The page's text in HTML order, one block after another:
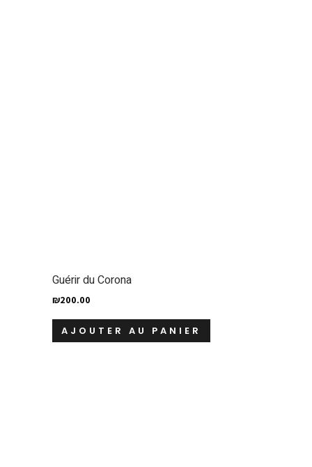
Guérir du Corona
₪200.00
AJOUTER AU PANIER